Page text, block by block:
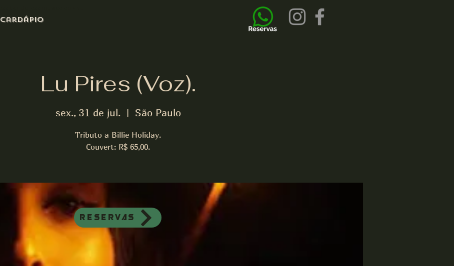
Cardápio
Lu Pires (Voz).
sex., 31 de jul.
  |
São Paulo
Tributo a Billie Holiday.
Couvert: R$ 65,00.
Reservas